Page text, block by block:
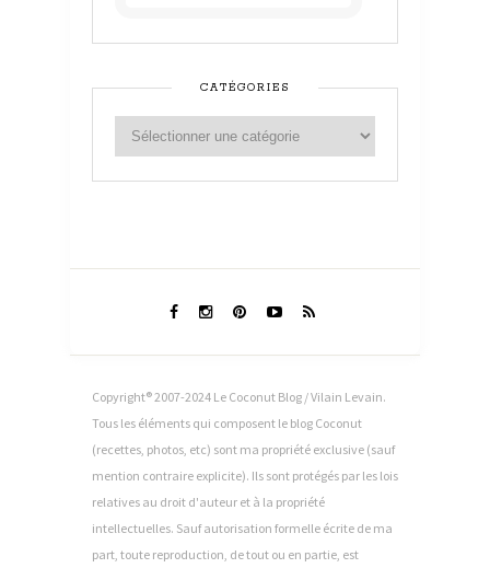
CATÉGORIES
Copyright® 2007-2024 Le Coconut Blog / Vilain Levain.
Tous les éléments qui composent le blog Coconut
(recettes, photos, etc) sont ma propriété exclusive (sauf
mention contraire explicite). Ils sont protégés par les lois
relatives au droit d'auteur et à la propriété
intellectuelles. Sauf autorisation formelle écrite de ma
part, toute reproduction, de tout ou en partie, est